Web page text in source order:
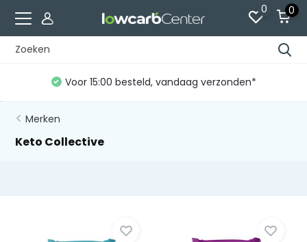
0 0
Voor 15:00 besteld, vandaag verzonden*
Merken
Keto Collective